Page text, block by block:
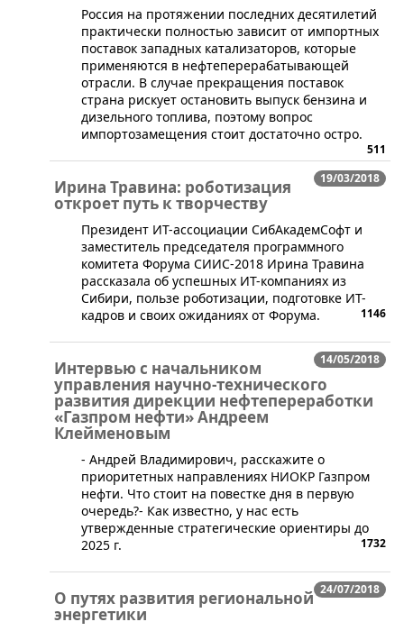
​Россия на протяжении последних десятилетий
практически полностью зависит от импортных
поставок западных катализаторов, которые
применяются в нефтеперерабатывающей
отрасли. В случае прекращения поставок
страна рискует остановить выпуск бензина и
дизельного топлива, поэтому вопрос
импортозамещения стоит достаточно остро.
511
19/03/2018
Ирина Травина: роботизация
откроет путь к творчеству
Президент ИТ-ассоциации СибАкадемСофт и
заместитель председателя программного
комитета Форума СИИС-2018 Ирина Травина
рассказала об успешных ИТ-компаниях из
Сибири, пользе роботизации, подготовке ИТ-
кадров и своих ожиданиях от Форума.
1146
14/05/2018
Интервью с начальником
управления научно-технического
развития дирекции нефтепереработки
«Газпром нефти» Андреем
Клейменовым
- Андрей Владимирович, расскажите о
приоритетных направлениях НИОКР Газпром
нефти. Что стоит на повестке дня в первую
очередь?- Как известно, у нас есть
утвержденные стратегические ориентиры до
2025 г.
1732
24/07/2018
О путях развития региональной
энергетики